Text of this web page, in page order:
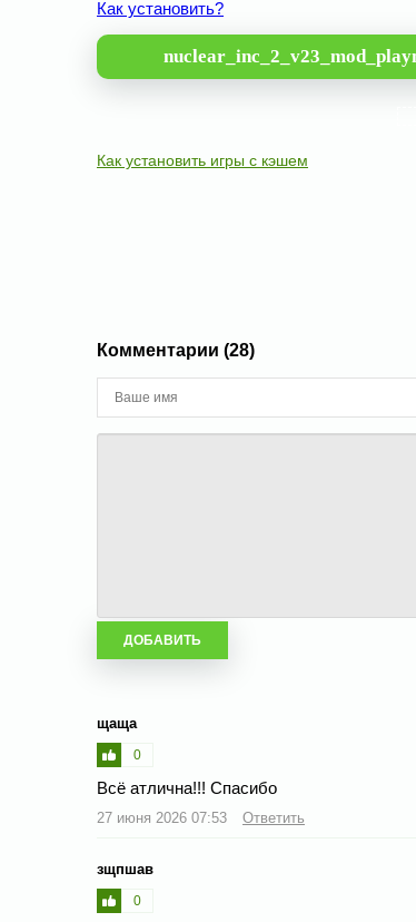
Как установить?
Как установить игры с кэшем
Комментарии (28)
щаща
0
Всё атлична!!! Спасибо
27 июня 2026 07:53 Ответить
зщпшав
0